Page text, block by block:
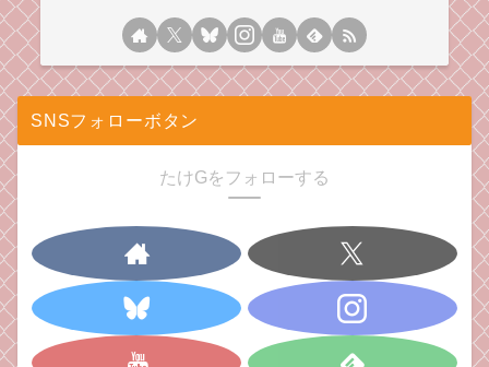
SNSフォローボタン
たけGをフォローする